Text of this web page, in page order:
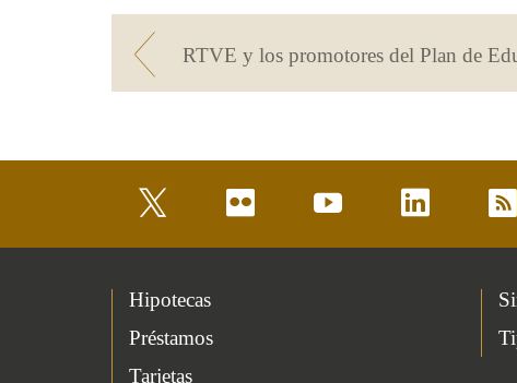
flickr youtube linkedin
Hipotecas
Préstamos
Tarjetas